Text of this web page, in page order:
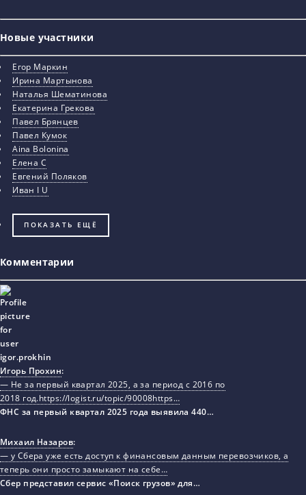
Новые участники
Егор Маркин
Ирина Мартынова
Наталья Шематинова
Екатерина Грекова
Павел Брянцев
Павел Кумок
Aina Bolonina
Елена С
Евгений Поляков
Иван I U
ПОКАЗАТЬ ЕЩЁ
Комментарии
Игорь Прохин:
— Не за первый квартал 2025, а за период с 2016 по
2018 год.https://logist.ru/topic/90008https…
ФНС за первый квартал 2025 года выявила 440…
Михаил Назаров:
— у Сбера уже есть доступ к финансовым данным перевозчиков, а
теперь они просто замыкают на себе…
Сбер представил сервис «Поиск грузов» для…